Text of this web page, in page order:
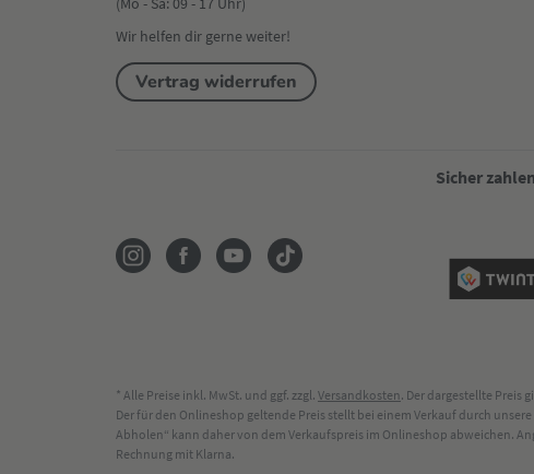
Wir helfen dir gerne weiter!
Vertrag widerrufen
Sicher zahlen
* Alle Preise inkl. MwSt. und ggf. zzgl. Versandkosten. Der dargestellte Preis
Der für den Onlineshop geltende Preis stellt bei einem Verkauf durch
Abholen“ kann daher von dem Verkaufspreis im Onlineshop abweichen.
Rechnung mit Klarna.